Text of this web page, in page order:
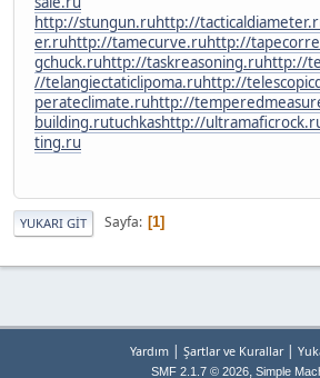
http://stungun.ruhttp://
er.ruhttp://tamecurve.ruhttp://
gchuck.ruhttp://taskreasoning.ruhttp://
//telangiectaticlipoma.ruhttp://
perateclimate.ruhttp://
building.rutuchkashttp://
ting.ru
YUKARI GIT Sayfa 1
Yardım | Şartlar ve Kurallar|
SMF 2.1.7 © 2026, Simple